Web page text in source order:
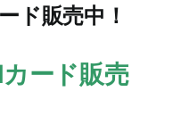
ド販売中！
ード販売